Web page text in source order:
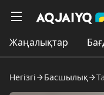
Жаңалықтар
Негізгі Басшылық